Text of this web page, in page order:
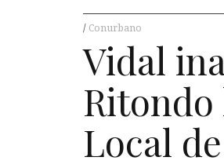
Conurbano
Vidal
Ritondo
Local